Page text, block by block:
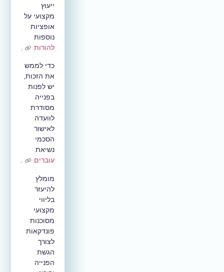
ייעוץ
מקצועי על
אופציות
נוספות
להורות
כדי לממש
את הזכות,
יש לפנות
בפנייה
מסודרת
לוועדה
לאישור
הסכמי
נשיאת
עוברים
מומלץ
להיעזר
בליווי
מקצועי
מסוכנות
פונדקאות
לצורך
הגשת
הפנייה